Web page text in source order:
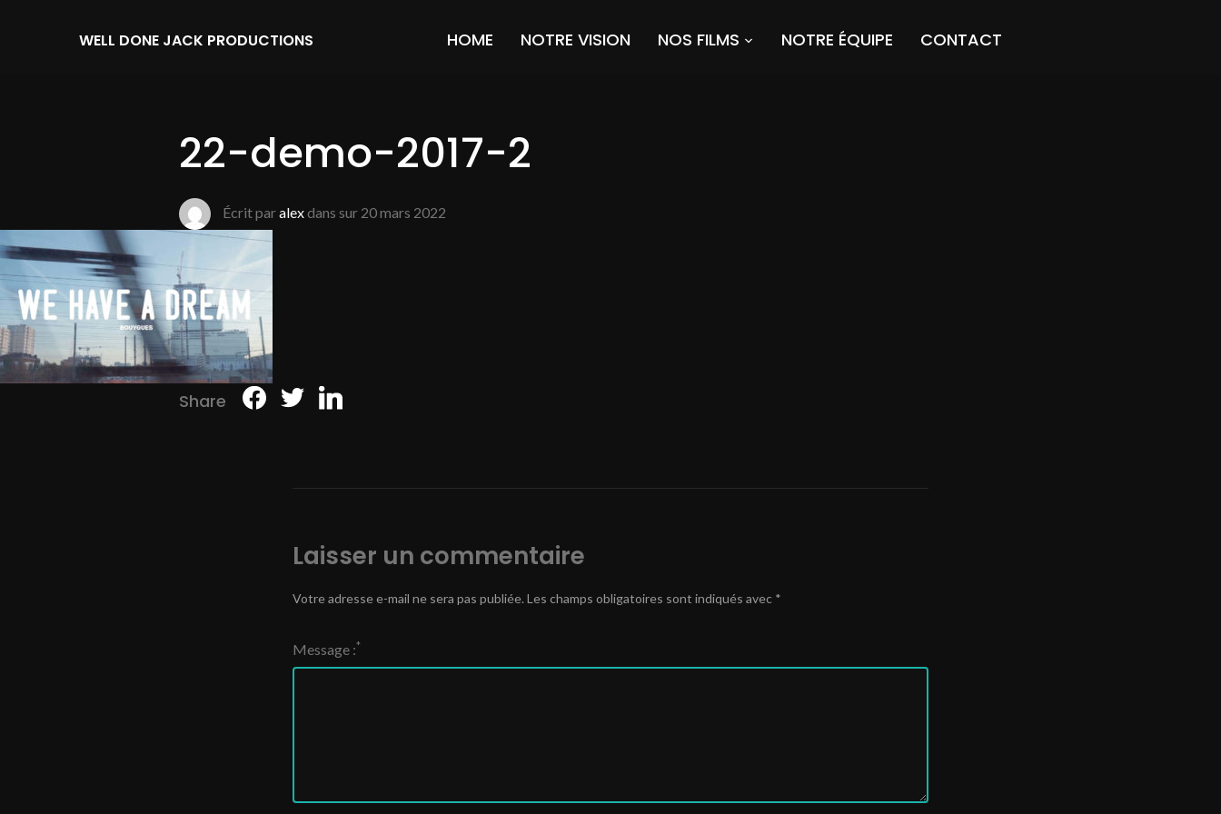
WELL DONE JACK PRODUCTIONS HOME NOTRE VISION NOS FILMS NOTRE ÉQUIPE CONTACT
22-demo-2017-2
Écrit paralexdans sur 20 mars 2022
Share
Laisser un commentaire
Votre adresse e-mail ne sera pas publiée. Les champs obligatoires sont indiqués avec *
Message :*